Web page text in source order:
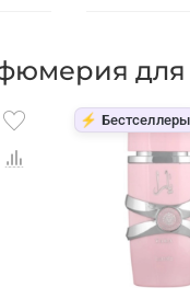
⚡ Бестселлеры